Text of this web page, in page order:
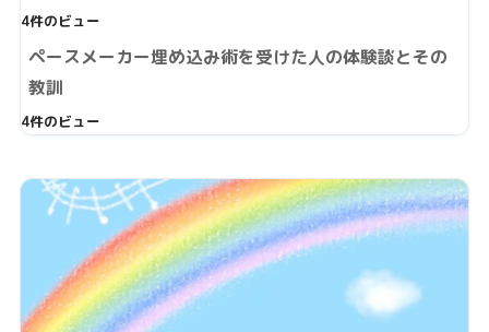
4件のビュー
ペースメーカー埋め込み術を受けた人の体験談とその
教訓
4件のビュー